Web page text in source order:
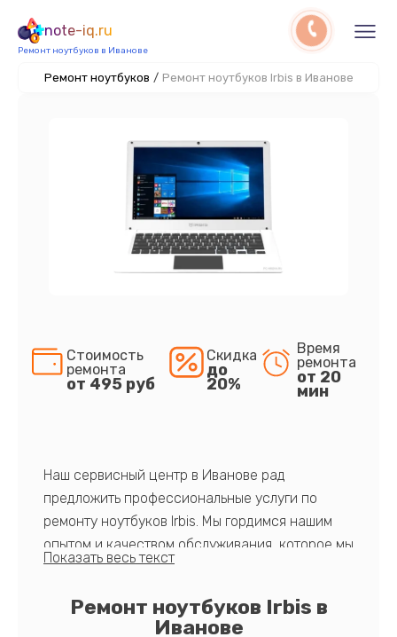
note-iq.ru
Ремонт ноутбуков в Иванове
Ремонт ноутбуков / Ремонт ноутбуков Irbis в Иванове
Ремонт ноутбуков Irbis в
Иванове
Стоимость
ремонта
от 495 руб
Скидка
до
20%
Время
ремонта
от 20
мин
Наш сервисный центр в Иванове рад
предложить профессиональные услуги по
ремонту ноутбуков Irbis. Мы гордимся нашим
опытом и качеством обслуживания, которое мы
предлагаем. Наши высококвалифицированные
устройствами Irbis, что позволяет нам